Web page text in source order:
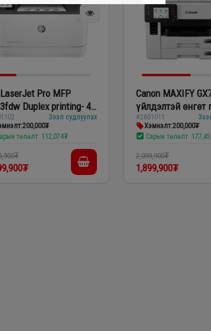
Pro MFP
Duplex printing- 4
хар лазер
Зээл судлуулах
200,000₮
төлөлт: 112,074₮
Canon MAXIFY
үйлдэлтэй өнгөт
#2601011
Хэмнэлт:200,000₮
Сарын төлөлт:
2,099,900₮
1,899,900₮